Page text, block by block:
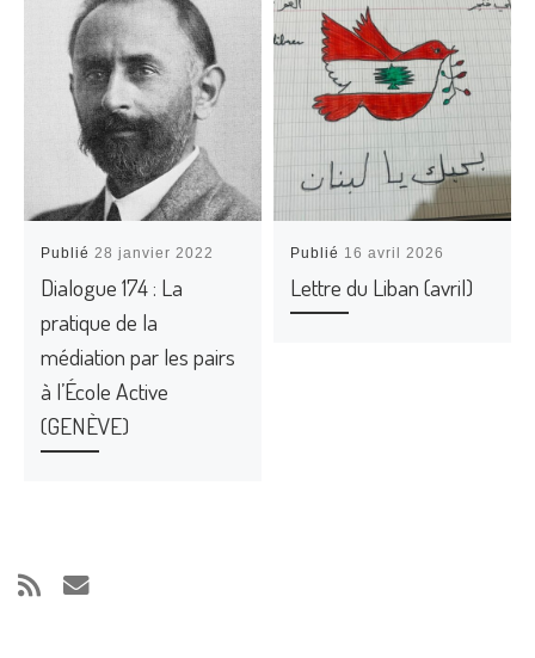
Publié28 janvier 2022
Dialogue 174 : La
pratique de la
médiation par les pairs
à l’École Active
(GENÈVE)
Publié 16 avril 2026
Lettre du Liban (avril)